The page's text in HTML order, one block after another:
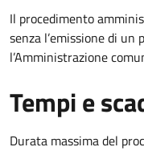
Il procedimento
senza l’emissione di
l’Amministrazione
Tempi e
Durata massima del